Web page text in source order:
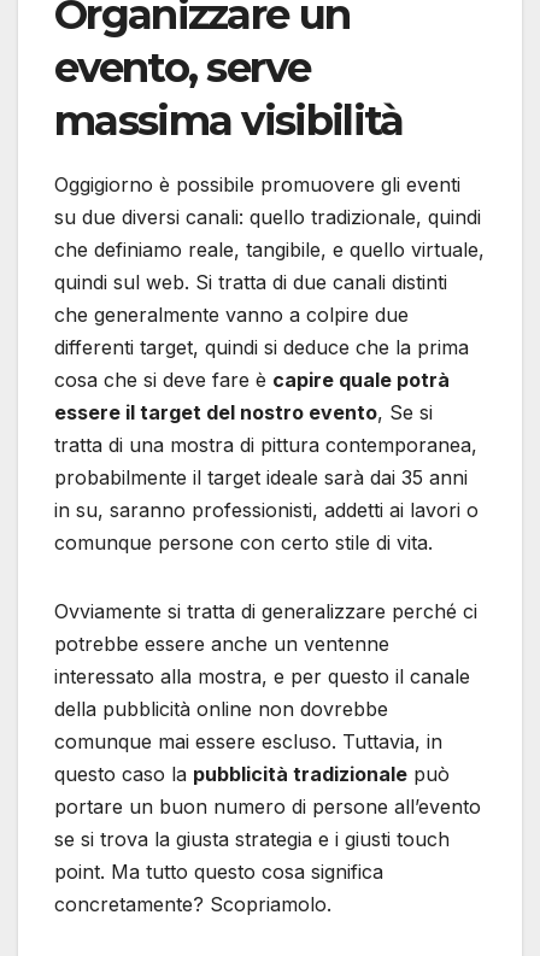
Organizzare un
evento, serve
massima visibilità
Oggigiorno è possibile promuovere gli eventi
su due diversi canali: quello tradizionale, quindi
che definiamo reale, tangibile, e quello virtuale,
quindi sul web. Si tratta di due canali distinti
che generalmente vanno a colpire due
differenti target, quindi si deduce che la prima
cosa che si deve fare è capire quale potrà
essere il target del nostro evento, Se si
tratta di una mostra di pittura contemporanea,
probabilmente il target ideale sarà dai 35 anni
in su, saranno professionisti, addetti ai lavori o
comunque persone con certo stile di vita.
Ovviamente si tratta di generalizzare perché ci
potrebbe essere anche un ventenne
interessato alla mostra, e per questo il canale
della pubblicità online non dovrebbe
comunque mai essere escluso. Tuttavia, in
questo caso la pubblicità tradizionale può
portare un buon numero di persone all’evento
se si trova la giusta strategia e i giusti touch
point. Ma tutto questo cosa significa
concretamente? Scopriamolo.